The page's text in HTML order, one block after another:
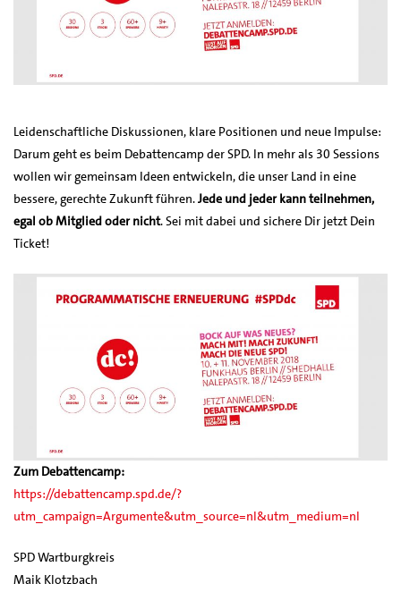
Leidenschaftliche Diskussionen, klare Positionen und neue Impulse:
Darum geht es beim Debattencamp der SPD. In mehr als 30 Sessions
wollen wir gemeinsam Ideen entwickeln, die unser Land in eine
bessere, gerechte Zukunft führen.Jede und jeder kann teilnehmen,
egal ob Mitglied oder nicht. Sei mit dabei und sichere Dir jetzt Dein
Ticket!
Zum Debattencamp:
https://debattencamp.spd.de/?
utm_campaign=Argumente&utm_source=nl&utm_medium=nl
SPD Wartburgkreis
Maik Klotzbach